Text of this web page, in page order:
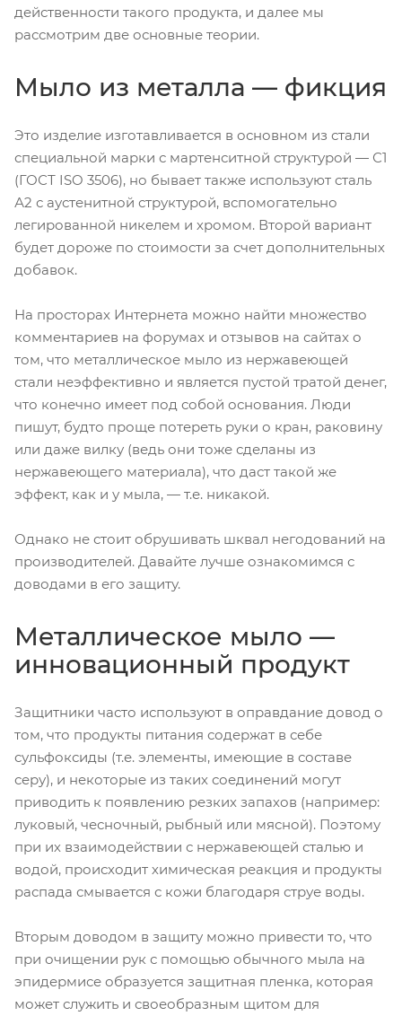
действенности такого продукта, и далее мы
рассмотрим две основные теории.
Мыло из металла — фикция
Это изделие изготавливается в основном из стали
специальной марки с мартенситной структурой — С1
(ГОСТ ISO 3506), но бывает также используют сталь
А2 с аустенитной структурой, вспомогательно
легированной никелем и хромом. Второй вариант
будет дороже по стоимости за счет дополнительных
добавок.
На просторах Интернета можно найти множество
комментариев на форумах и отзывов на сайтах о
том, что металлическое мыло из нержавеющей
стали неэффективно и является пустой тратой денег,
что конечно имеет под собой основания. Люди
пишут, будто проще потереть руки о кран, раковину
или даже вилку (ведь они тоже сделаны из
нержавеющего материала), что даст такой же
эффект, как и у мыла, — т.е. никакой.
Однако не стоит обрушивать шквал негодований на
производителей. Давайте лучше ознакомимся с
доводами в его защиту.
Металлическое мыло —
инновационный продукт
Защитники часто используют в оправдание довод о
том, что продукты питания содержат в себе
сульфоксиды (т.е. элементы, имеющие в составе
серу), и некоторые из таких соединений могут
приводить к появлению резких запахов (например:
луковый, чесночный, рыбный или мясной). Поэтому
при их взаимодействии с нержавеющей сталью и
водой, происходит химическая реакция и продукты
распада смывается с кожи благодаря струе воды.
Вторым доводом в защиту можно привести то, что
при очищении рук с помощью обычного мыла на
эпидермисе образуется защитная пленка, которая
может служить и своеобразным щитом для